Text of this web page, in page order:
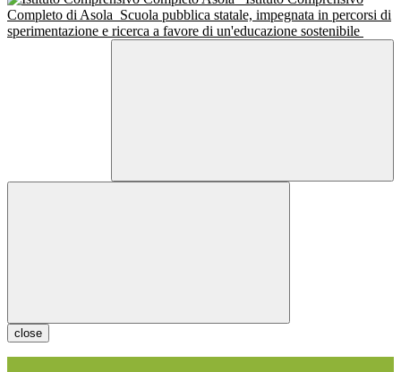
Completo di Asola Scuola pubblica statale, impegnata in percorsi di
sperimentazione e ricerca a favore di un'educazione sostenibile
close